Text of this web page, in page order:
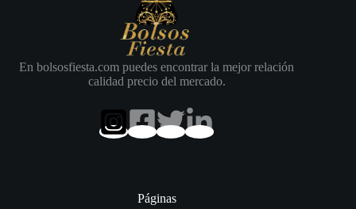
En bolsosfiesta.com puedes encontrar la mejor relación
calidad precio del mercado.
Páginas